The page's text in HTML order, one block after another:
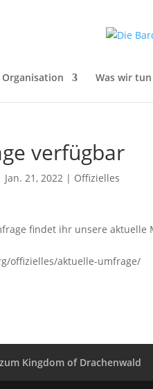
Organisation Was wir tun
verfügbar
Jan. 21, 2022 | Offizielles
findet ihr unsere aktuelle
offizielles/aktuelle-umfrage/
zum Kingdom of Drachenwald